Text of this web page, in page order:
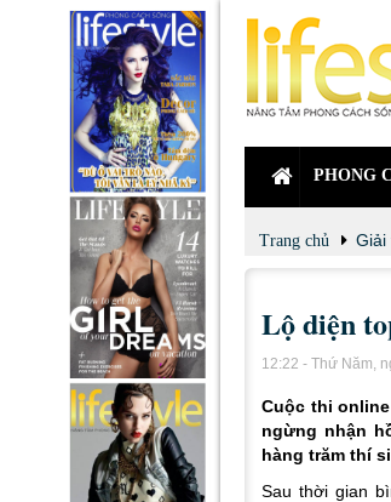
PHONG
Trang chủ Giải
Lộ diện
12:22 - Thứ Năm,
Cuộc thi
ngừng nhận
hàng trăm thí
Sau thời gian